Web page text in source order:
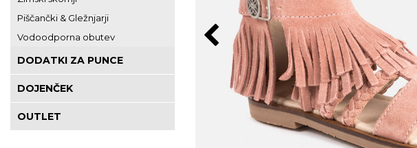
Piščančki & Gležnjarji
Vodoodporna obutev
DODATKI ZA PUNCE
DOJENČEK
OUTLET